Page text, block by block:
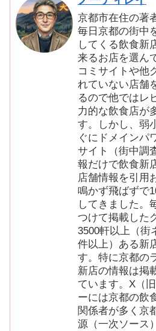
京都市在住の著
毎日京都の街中
してくる飲食新
来るお店を選ん
コミサイトや他
れていない店舗
るので他ではレ
力的な飲食店が
す。しかし、弱
ぐにドメインパ
サイト（街中調
報だけで飲食新
店舗情報を引用
鳴かず飛ばずで
してきました。
つけて掲載した
3500軒以上（街
件以上）ある新
す。特に京都の
新店の情報は掲
ています。X（
ーには京都の飲
関係者が多く京
源（一次ソース